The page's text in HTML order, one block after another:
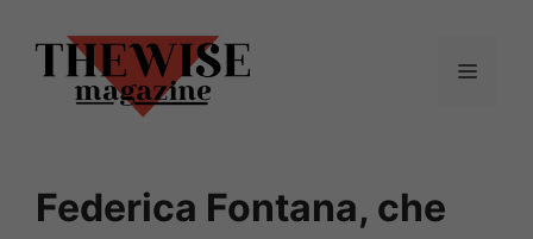
contenuto
Menu
Federica Fontana, che